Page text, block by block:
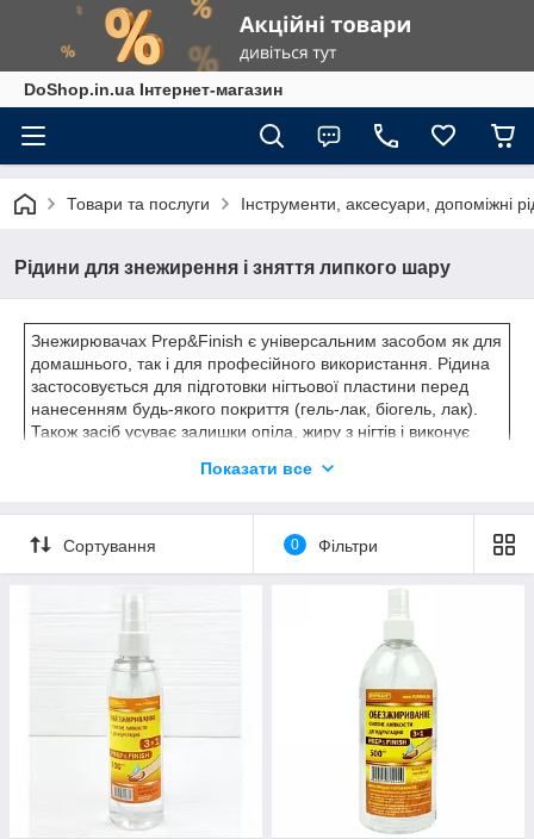
DoShop.in.ua Інтернет-магазин
Товари та послуги Інструменти, аксесуари, допоміжні
Рідини для знежирення і зняття липкого шару
Знежирювачах Prep&Finish є універсальним засобом як для
домашнього, так і для професійного використання. Рідина
застосовується для підготовки нігтьової пластини перед
нанесенням будь-якого покриття (гель-лак, біогель, лак).
Також засіб усуває залишки опіла, жиру з нігтів і виконує
поверхні нігтьової пластини. Велика економічна упаковка -
Показати все
Сортування 0 Фільтри